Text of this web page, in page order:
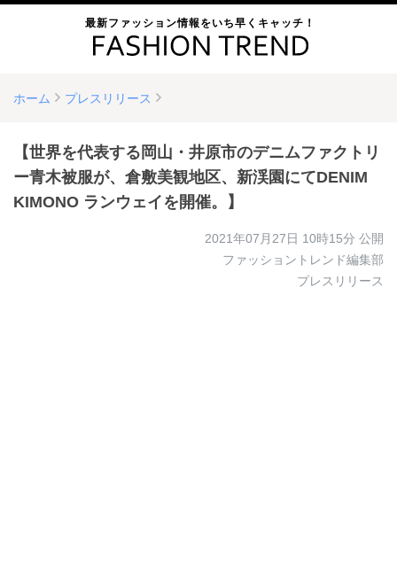
最新ファッション情報をいち早くキャッチ！
ホーム プレスリリース
【世界を代表する岡山・井原市のデニムファクトリ
ー青木被服が、倉敷美観地区、新渓園にてDENIM
KIMONO ランウェイを開催。】
2021年07月27日 10時15分 公開
ファッショントレンド編集部
プレスリリース